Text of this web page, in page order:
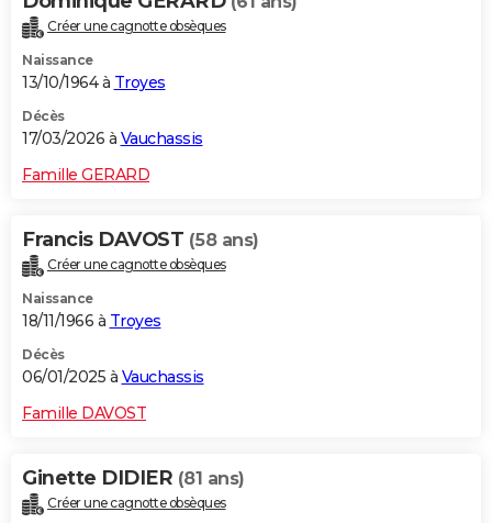
Carte de Noël
Carte Bonne année
Carte Saint-Valentin
Carte Pâques
Carte d'anniversaire
DICTIONNAIRE
Dictionnaire
Biographies
Citations
Expressions
Proverbes
PROGRAMME TV
S'inscrire
Se connecter
Lycées
Collèges
Primaires
Universités
Entreprises
Service militaire
Avis de recherche
AVIS DE DÉCÈS
FORUM
Bricolage
Créer une cagnotte obsèques
Naissance
13/10/1964 à Troyes
Décès
17/03/2026 à Vauchassis
Famille GERARD
Francis DAVOST (58 ans)
Créer une cagnotte obsèques
Naissance
18/11/1966 à Troyes
Décès
06/01/2025 à Vauchassis
Famille DAVOST
Ginette DIDIER (81 ans)
Créer une cagnotte obsèques